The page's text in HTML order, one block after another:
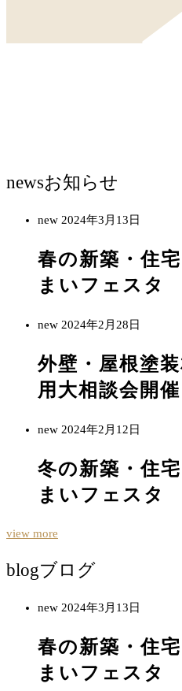
newsお知らせ
new 2024年3月13日
春の新築・住
まいフェスタ
new 2024年2月28日
外壁・屋根塗
用大相談会開催
new 2024年2月12日
冬の新築・住
まいフェスタ
view more
blogブログ
new 2024年3月13日
春の新築・住
まいフェスタ